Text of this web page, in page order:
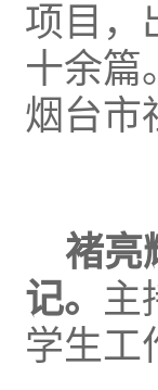
项目，
十余篇
烟台市
褚亮
记。 主
学生工